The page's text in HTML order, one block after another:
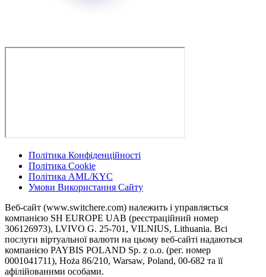
Політика Конфіденційності
Політика Cookie
Політика AML/KYC
Умови Використання Сайту
Веб-сайт (www.switchere.com) належить і управляється
компанією SH EUROPE UAB (реєстраційний номер
306126973), LVIVO G. 25-701, VILNIUS, Lithuania. Всі
послуги віртуальної валюти на цьому веб-сайті надаються
компанією PAYBIS POLAND Sp. z o.o. (рег. номер
0001041711), Hoża 86/210, Warsaw, Poland, 00-682 та її
афілійованими особами.